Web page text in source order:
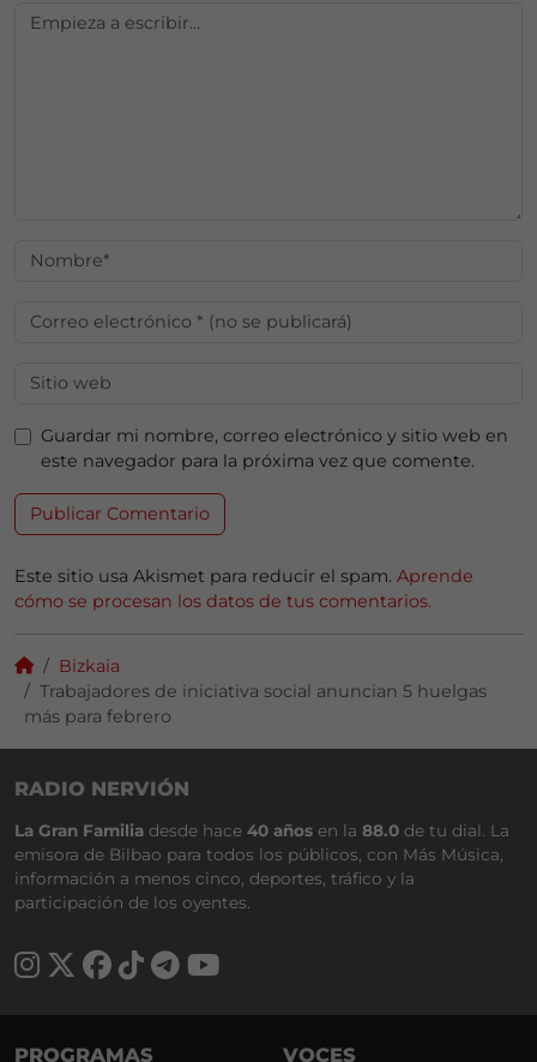
Guardar mi nombre, correo electrónico y sitio web en
este navegador para la próxima vez que comente.
Este sitio usa Akismet para reducir el spam. Aprende
cómo se procesan los datos de tus comentarios.
Bizkaia
Trabajadores de iniciativa social anuncian 5 huelgas
más para febrero
RADIO NERVIÓN
La Gran Familia desde hace 40 años en la 88.0 de tu dial. La
emisora de Bilbao para todos los públicos, con Más Música,
información a menos cinco, deportes, tráfico y la
participación de los oyentes.
PROGRAMAS VOCES